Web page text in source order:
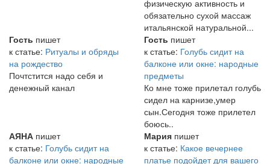
физическую активность и
обязательно сухой массаж
итальянской натуральной...
Гость пишет
к статье: Ритуалы и обряды
на рождество
Почтстится надо себя и
денежный канал
Гость пишет
к статье: Голубь сидит на
балконе или окне: народные
предметы
Ко мне тоже прилетал голубь
сидел на карнизе,умер
сын.Сегодня тоже прилетел
боюсь..
АЯНА пишет
к статье: Голубь сидит на
балконе или окне: народные
Мария пишет
к статье: Какое вечернее
платье подойдет для вашего